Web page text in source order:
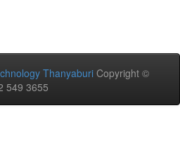
Thanyaburi Copyright ©
549 3655